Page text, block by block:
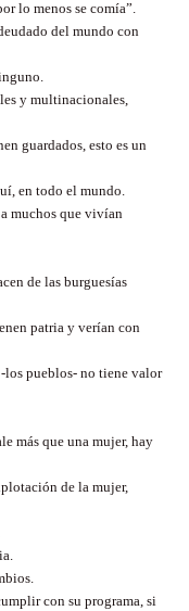
lo menos se comía”.
del mundo con
y multinacionales,
guardados, esto es un
en todo el mundo.
muchos que vivían
de las burguesías
patria y verían con
los pueblos- no tiene valor
más que una mujer, hay
de la mujer,
con su programa, si